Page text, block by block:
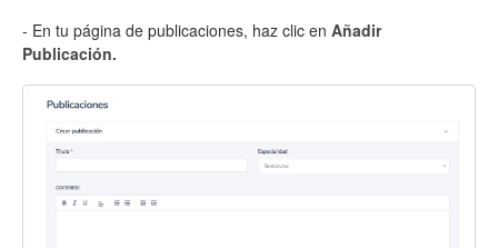
- En tu página de publicaciones, haz clic en Añadir
Publicación.